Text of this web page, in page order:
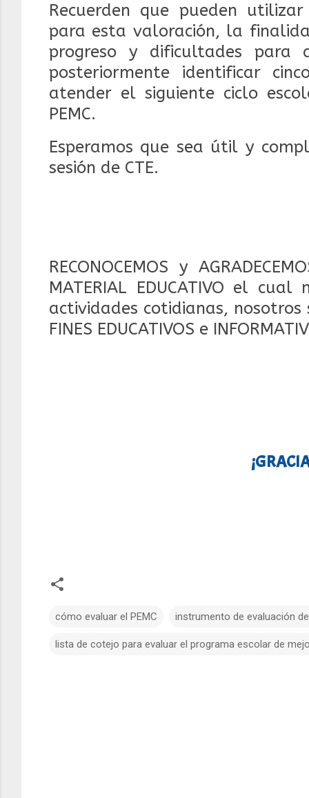
Recuerden que pueden
para esta valoración, la
progreso y dificultades para
posteriormente identificar
atender el siguiente ciclo
PEMC.
Esperamos que sea útil y
sesión de CTE.
RECONOCEMOS y
MATERIAL EDUCATIVO el
actividades cotidianas,
FINES EDUCATIVOS e
cómo evaluar el PEMC instrumento de evaluación
lista de cotejo para evaluar el programa escolar de